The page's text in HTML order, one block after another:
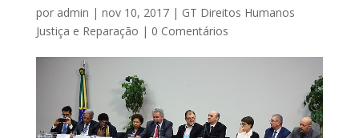
por admin | nov 10, 2017| GT Direitos Humanos
Justiça e Reparação | 0 Comentários